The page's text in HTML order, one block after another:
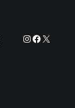
Instagram
X